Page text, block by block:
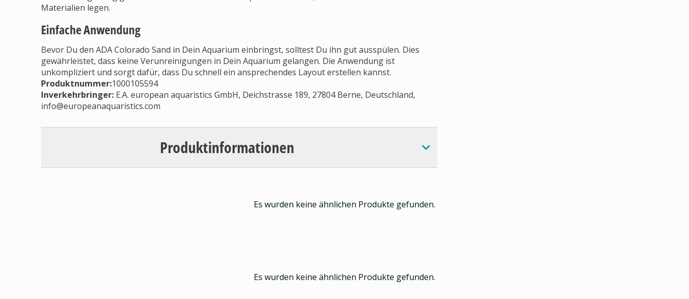
Materialien legen.
Einfache Anwendung
Bevor Du den ADA Colorado Sand in Dein Aquarium einbringst, solltest Du ihn gut ausspülen. Dies
gewährleistet, dass keine Verunreinigungen in Dein Aquarium gelangen. Die Anwendung ist
unkompliziert und sorgt dafür, dass Du schnell ein ansprechendes Layout erstellen kannst.
Produktnummer:1000105594
Inverkehrbringer: E.A. european aquaristics GmbH, Deichstrasse 189, 27804 Berne, Deutschland,
info@europeanaquaristics.com
Produktinformationen
Es wurden keine ähnlichen Produkte gefunden.
Es wurden keine ähnlichen Produkte gefunden.